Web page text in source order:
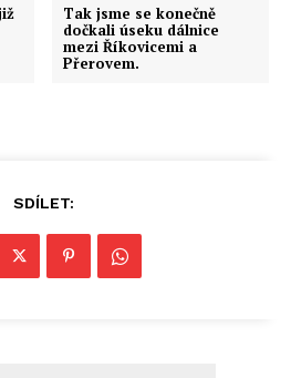
Tak jsme se konečně
dočkali úseku dálnice
mezi Říkovicemi a
Přerovem.
SDÍLET: